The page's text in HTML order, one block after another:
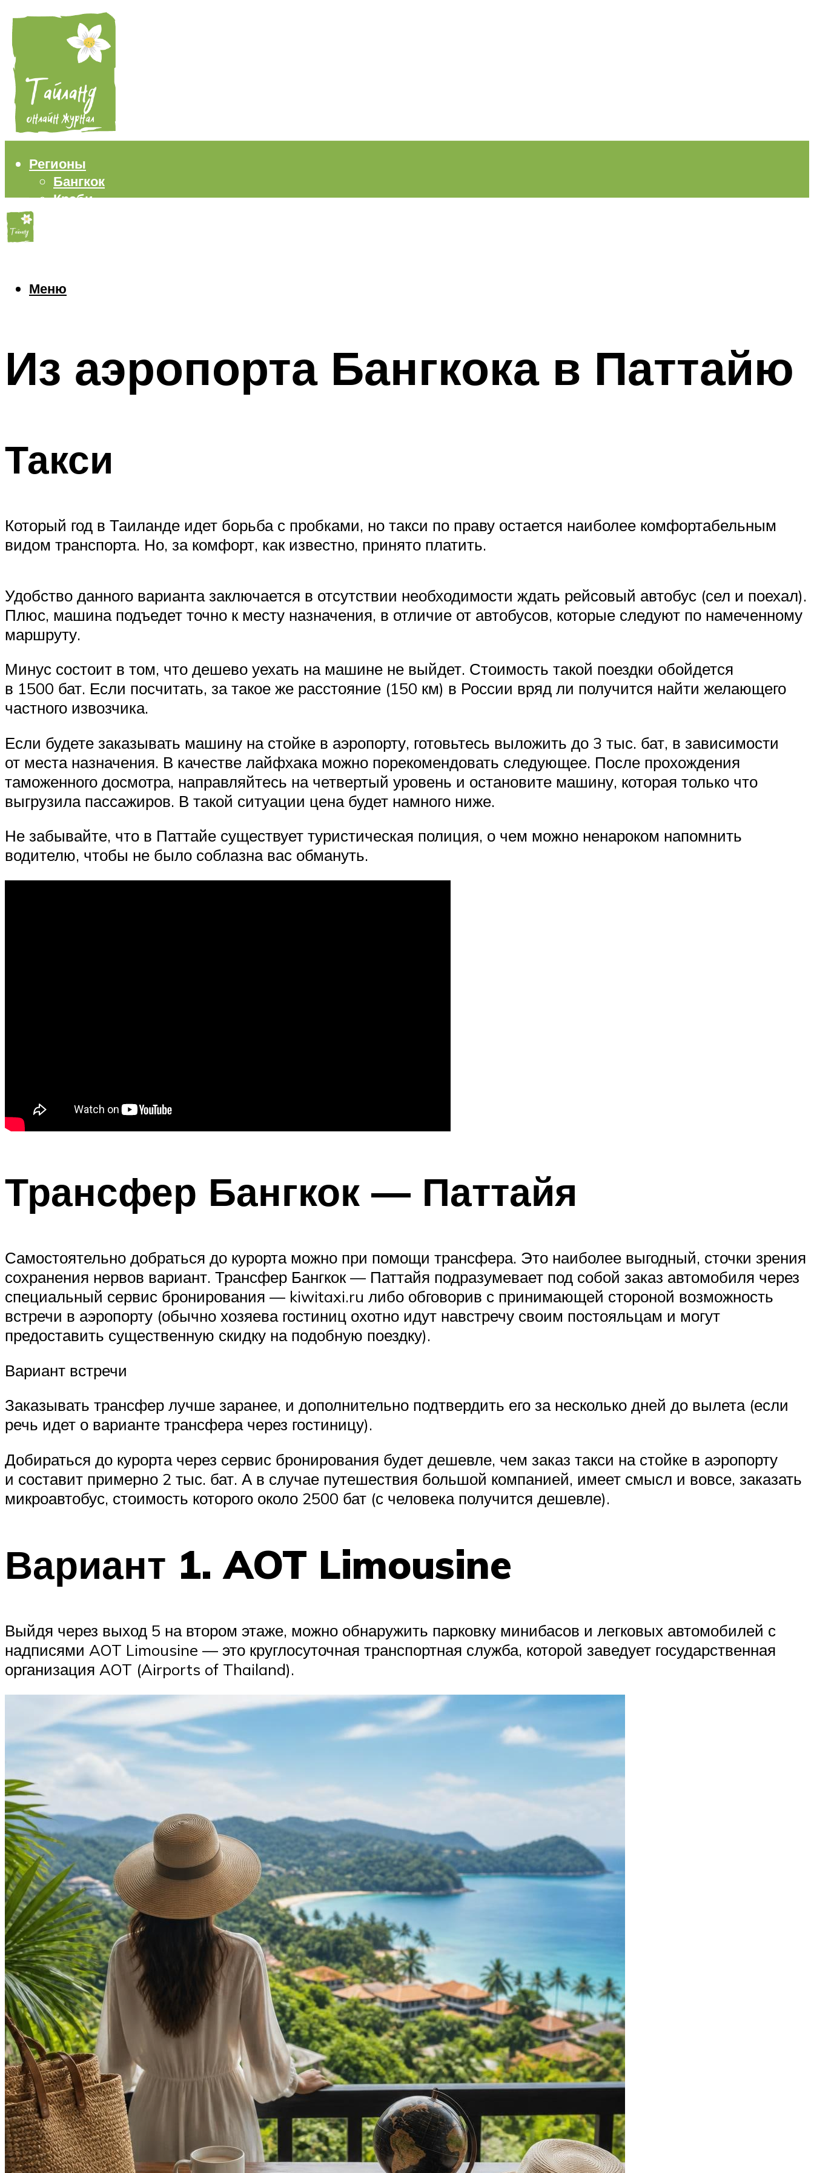
Регионы
Бангкок
Краби
Еда
Меню
Меню
Из аэропорта Бангкока в Паттайю
Такси
Который год в Таиланде идет борьба с пробками, но такси по праву остается наиболее комфортабельным
видом транспорта. Но, за комфорт, как известно, принято платить.
Удобство данного варианта заключается в отсутствии необходимости ждать рейсовый автобус (сел и поехал).
Плюс, машина подъедет точно к месту назначения, в отличие от автобусов, которые следуют по намеченному
маршруту.
Минус состоит в том, что дешево уехать на машине не выйдет. Стоимость такой поездки обойдется
в 1500 бат. Если посчитать, за такое же расстояние (150 км) в России вряд ли получится найти желающего
частного извозчика.
Если будете заказывать машину на стойке в аэропорту, готовьтесь выложить до 3 тыс. бат, в зависимости
от места назначения. В качестве лайфхака можно порекомендовать следующее. После прохождения
таможенного досмотра, направляйтесь на четвертый уровень и остановите машину, которая только что
выгрузила пассажиров. В такой ситуации цена будет намного ниже.
Не забывайте, что в Паттайе существует туристическая полиция, о чем можно ненароком напомнить
водителю, чтобы не было соблазна вас обмануть.
Трансфер Бангкок — Паттайя
Самостоятельно добраться до курорта можно при помощи трансфера. Это наиболее выгодный, сточки зрения
сохранения нервов вариант. Трансфер Бангкок — Паттайя подразумевает под собой заказ автомобиля через
специальный сервис бронирования — kiwitaxi.ru либо обговорив с принимающей стороной возможность
встречи в аэропорту (обычно хозяева гостиниц охотно идут навстречу своим постояльцам и могут
предоставить существенную скидку на подобную поездку).
Вариант встречи
Заказывать трансфер лучше заранее, и дополнительно подтвердить его за несколько дней до вылета (если
речь идет о варианте трансфера через гостиницу).
Добираться до курорта через сервис бронирования будет дешевле, чем заказ такси на стойке в аэропорту
и составит примерно 2 тыс. бат. А в случае путешествия большой компанией, имеет смысл и вовсе, заказать
микроавтобус, стоимость которого около 2500 бат (с человека получится дешевле).
Вариант 1. AOT Limousine
Выйдя через выход 5 на втором этаже, можно обнаружить парковку минибасов и легковых автомобилей с
надписями AOT Limousine — это круглосуточная транспортная служба, которой заведует государственная
организация AOT (Airports of Thailand).